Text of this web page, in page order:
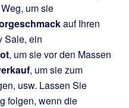
um sie
auf Ihren
Sale, ein
, um sie vor den Massen
, um sie zum
usw. Lassen Sie
folgen, wenn die